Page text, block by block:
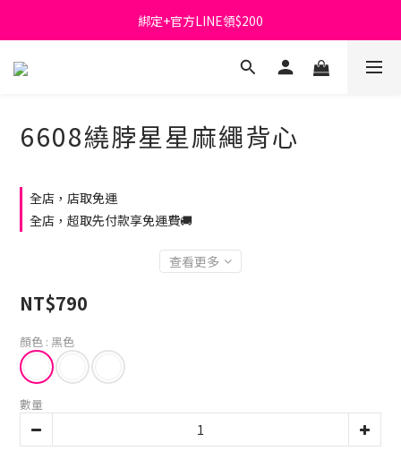
首購免運費🚚
綁定+官方LINE領$200
出清特價_買一送一
6608繞脖星星麻繩背心
全店，店取免運
全店，超取先付款享免運費🚚
查看更多
NT$790
顏色 : 黑色
數量